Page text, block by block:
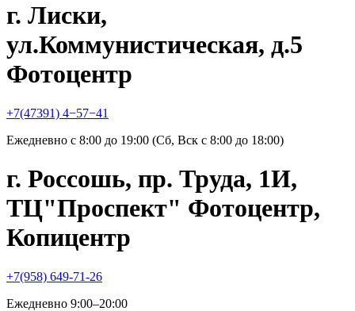
г. Лиски,
ул.Коммунистическая, д.5
Фотоцентр
+7(47391) 4−57−41
Ежедневно с 8:00 до 19:00 (Сб, Вск с 8:00 до 18:00)
г. Россошь, пр. Труда, 1И,
ТЦ"Проспект" Фотоцентр,
Копицентр
+7(958) 649-71-26
Ежедневно 9:00–20:00